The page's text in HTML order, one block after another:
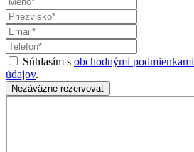
Súhlasím s obchodnými podmienkami
údajov.
Nezáväzne rezervovať